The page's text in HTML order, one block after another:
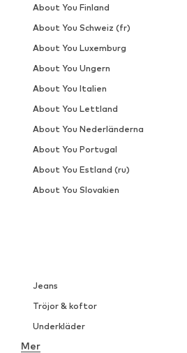
Jeans
Tröjor & koftor
Underkläder
Skjortor
Mer
About You Finland
About You Schweiz (fr)
About You Luxemburg
About You Ungern
About You Italien
About You Lettland
About You Nederländerna
About You Portugal
About You Estland (ru)
About You Slovakien